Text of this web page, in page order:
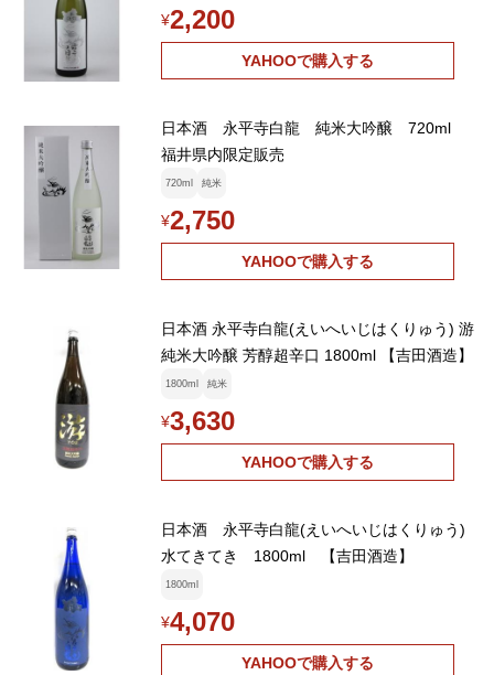
¥2,200
YAHOOで購入する
日本酒 永平寺白龍 純米大吟醸 720ml
福井県内限定販売
720ml 純米
¥2,750
YAHOOで購入する
日本酒 永平寺白龍(えいへいじはくりゅう) 游
純米大吟醸 芳醇超辛口 1800ml 【吉田酒造】
1800ml 純米
¥3,630
YAHOOで購入する
日本酒 永平寺白龍(えいへいじはくりゅう)
水てきてき 1800ml 【吉田酒造】
1800ml
¥4,070
YAHOOで購入する